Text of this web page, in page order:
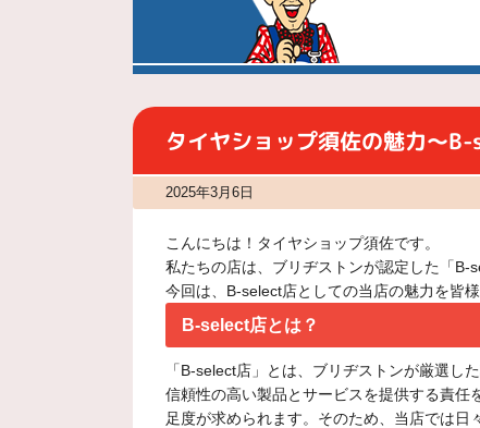
タイヤショップ須佐の魅力～
2025年3月6日
こんにちは！タイヤショップ須佐です。
私たちの店は、ブリヂストンが認定した「B-
今回は、B-select店としての当店の魅力を皆
B-select店とは？
「B-select店」とは、ブリヂストンが厳選し
信頼性の高い製品とサービスを提供する責
足度が求められます。そのため、当店では日